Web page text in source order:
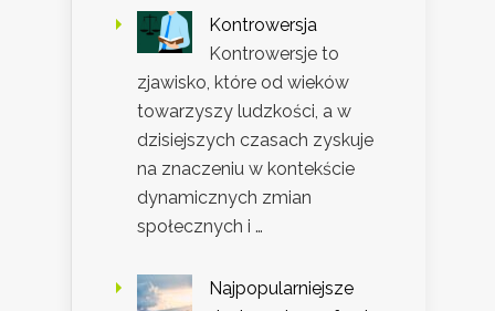
Kontrowersja
Kontrowersje to
zjawisko, które od wieków
towarzyszy ludzkości, a w
dzisiejszych czasach zyskuje
na znaczeniu w kontekście
dynamicznych zmian
społecznych i …
Najpopularniejsze